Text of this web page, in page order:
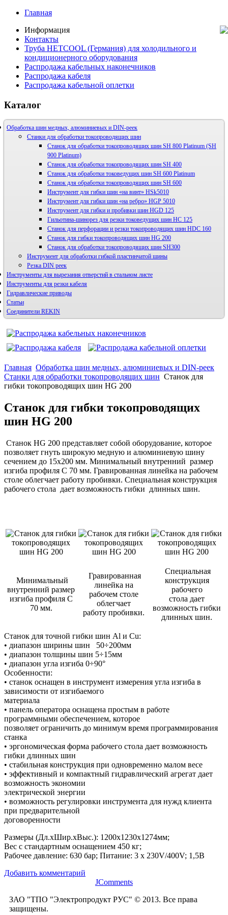
Главная
Информация
Контакты
Труба HETCOOL (Германия) для холодильного и
кондиционерного оборудования
Распродажа кабельных наконечников
Распродажа кабеля
Распродажа кабельной оплетки
Каталог
Обработка шин медных, алюминиевых и DIN-реек
Станки для обработки токопроводящих шин
Станок для обработки токопроводящих шин SH 800 Platinum (SH
900 Platinum)
Станок для обработки токопроводящих шин SH 400
Станок для обработки токоведущих шин SH 600 Platinum
Станок для обработки токопроводящих шин SH 600
Инструмент для гибки шин «на винт» HSk5010
Инструмент для гибки шин «на ребро» HGP 5010
Инструмент для гибки и пробивки шин HGD 125
Гильотина-шинорез для резки токоведущих шин HС 125
Станок для перфорации и резки токопроводящих шин HDС 160
Станок для гибки токопроводящих шин HG 200
Станок для обработки токопроводящих шин SH300
Инструмент для обработки гибкой пластинчатой шины
Резка DIN реек
Инструменты для вырезания отверстий в стальном листе
Инструменты для резки кабеля
Гидравлические приводы
Статьи
Соединители REKIN
Главная Обработка шин медных, алюминиевых и DIN-реек
Станки для обработки токопроводящих шин Станок для
гибки токопроводящих шин HG 200
Станок для гибки токопроводящих
шин HG 200
Станок HG 200 представляет собой оборудование, которое
позволяет гнуть широкую медную и алюминиевую шину
сечением до 15х200 мм. Минимальный внутренний размер
изгиба профиля С 70 мм. Гравированная линейка на рабочем
столе облегчает работу пробивки. Специальная конструкция
рабочего стола дает возможность гибки длинных шин.
Минимальный
внутренний размер
изгиба профиля С
70 мм.
Гравированная
линейка на
рабочем столе
облегчает
работу пробивки.
Специальная
конструкция
рабочего
стола дает
возможность гибки
длинных шин.
Станок для точной гибки шин Al и Cu:
• диапазон ширины шин 50÷200мм
• диапазон толщины шин 5÷15мм
• диапазон угла изгиба 0÷90°
Особенности:
• станок оснащен в инструмент измерения угла изгиба в
зависимости от изгибаемого
материала
• панель оператора оснащена простым в работе
программными обеспечением, которое
позволяет ограничить до минимум время программирования
станка
• эргономическая форма рабочего стола дает возможность
гибки длинных шин
• стабильная конструкция при одновременно малом весе
• эффективный и компактный гидравлический агрегат дает
возможность экономии
электрической энергии
• возможность регулировки инструмента для нужд клиента
при предварительной
договоренности
Размеры (Дл.xШир.xВыс.): 1200x1230x1274мм;
Вес с стандартным оснащением 450 кг;
Рабочее давление: 630 бар; Питание: 3 x 230V/400V; 1,5В
Добавить комментарий
JComments
ЗАО "ТПО "Электропродукт РУС" © 2013. Все права
защищены.